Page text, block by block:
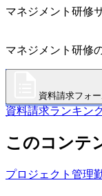
マネジメント研修
マネジメント研修
資料請求フォ
資料請求ランキン
このコンテ
プロジェクト管理